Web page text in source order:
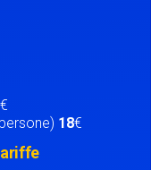
€
18€